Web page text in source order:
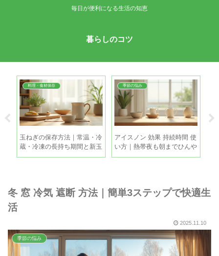
毎日が便利になる生活の知恵
暮らしのコツ
料理・食材保存
玉ねぎの保存方法｜常温・冷
蔵・冷凍の長持ち期間と新玉
ねぎの違い
季節の悩み
アイスノン 効果 持続時間 使
い方｜熱帯夜も朝までひんや
り眠るコツ
冬 窓 冷気 遮断 方法｜簡単3ステップで快適生
活
2025.11.10
季節の悩み